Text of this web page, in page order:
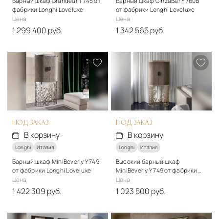
фабрики Longhi Loveluxe
Цена
1 299 400 руб.
арт-деко
Подробнее
В корзину
от фабрики Longhi Loveluxe
Цена
1 342 565 руб.
арт-деко
Подробнее
В корзину
ПОД ЗАКАЗ
В корзину
Longhi Италия
Барный шкаф MiniBeverly Y 749
от фабрики Longhi Loveluxe
Цена
1 422 309 руб.
арт-деко
ПОД ЗАКАЗ
В корзину
Longhi Италия
Высокий барный шкаф
MiniBeverly Y 749 от фабрики
Longhi Loveluxe
Цена
1 023 500 руб.
арт-деко